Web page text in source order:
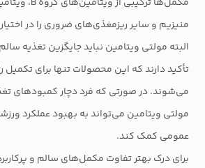
منیزیم و سایر ریزمغذی‌های ضروری را در
البته مولتی ویتامین نباید جایگزین تغذیه
تأکید دارند که این محصولات تنها برای
می‌شوند. در صورتی که فرد دچار کمبودهای
مولتی ویتامین می‌تواند به بهبود عملکرد
عمومی کمک کند.
برای درک بهتر تفاوت مکمل‌های سالم و